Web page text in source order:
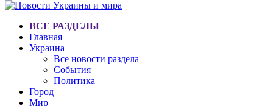
ВСЕ РАЗДЕЛЫ
Главная
Украина
Все новости раздела
События
Политика
Город
Мир